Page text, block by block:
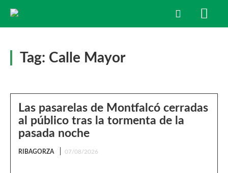
Tag: Calle Mayor
Las pasarelas de Montfalcó cerradas
al público tras la tormenta de la
pasada noche
RIBAGORZA 07/08/2026